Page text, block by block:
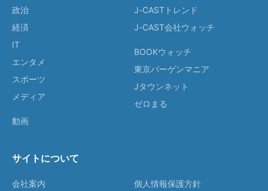
政治
経済
IT
エンタメ
スポーツ
メディア
動画
J-CASTトレンド
J-CAST会社ウォッチ
BOOKウォッチ
東京バーゲンマニア
Jタウンネット
ゼロまる
サイトについて
会社案内
個人情報保護方針